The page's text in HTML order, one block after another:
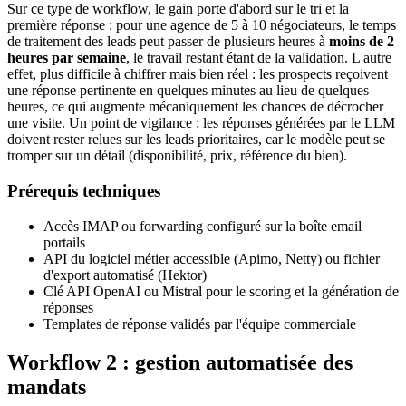
Sur ce type de workflow, le gain porte d'abord sur le tri et la
première réponse : pour une agence de 5 à 10 négociateurs, le temps
de traitement des leads peut passer de plusieurs heures à moins de 2
heures par semaine, le travail restant étant de la validation. L'autre
effet, plus difficile à chiffrer mais bien réel : les prospects reçoivent
une réponse pertinente en quelques minutes au lieu de quelques
heures, ce qui augmente mécaniquement les chances de décrocher
une visite. Un point de vigilance : les réponses générées par le LLM
doivent rester relues sur les leads prioritaires, car le modèle peut se
tromper sur un détail (disponibilité, prix, référence du bien).
Prérequis techniques
Accès IMAP ou forwarding configuré sur la boîte email
portails
API du logiciel métier accessible (Apimo, Netty) ou fichier
d'export automatisé (Hektor)
Clé API OpenAI ou Mistral pour le scoring et la génération de
réponses
Templates de réponse validés par l'équipe commerciale
Workflow 2 : gestion automatisée des
mandats